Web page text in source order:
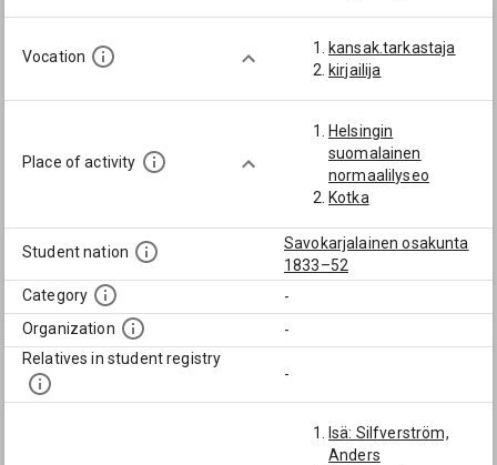
Vocation
kansak.tarkastaja
kirjailija
Place of activity
Helsingin
suomalainen
normaalilyseo
Kotka
Student nation
Savokarjalainen osakunta
1833–52
Category
-
Organization
-
Relatives in student registry
-
Isä: Silfverström,
Anders